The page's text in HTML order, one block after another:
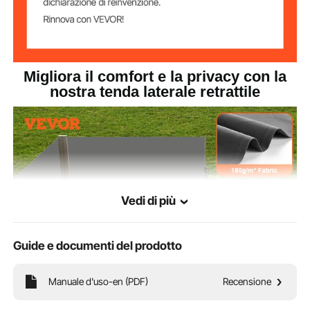
Dimensioni del
Migliora il comfort e la privacy con la
nostra tenda laterale retrattile
Vedi di più
Guide e documenti del prodotto
Manuale d'uso-en (PDF) Recensione